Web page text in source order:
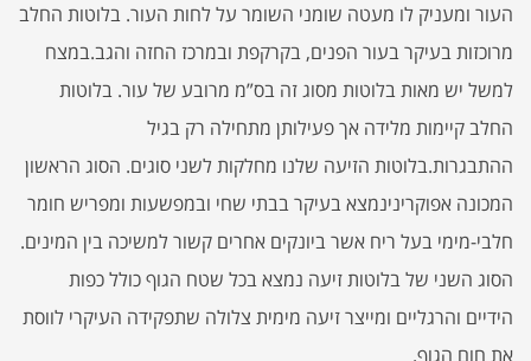
העור ומעניק לו מעטה שומני השומר על לחות העור. בלוטות החלב
מרוכזות בעיקר בעור הפנים, בקרקפת ובמרכז החזה והגב.במצח
למשל יש מאות בלוטות מסוג זה בס”מ מרובע של עור. בלוטות
החלב קיימות מלידה אך פעילותן מתחילה רק בגיל
ההתבגרות.בלוטות הזיעה שלנו מחלקות לשני סוגים. הסוג הראשון
המכונה אפוקרינינמצא בעיקר בבתי שחי ובמפשעות ומפריש חומר
חלבי-מימי בעל ריח אשר ביונקים אחרים קשור למשיכה בין המינים.
הסוג השני של בלוטות זיעה נמצא בכל שטח הגוף כולל כפות
הידיים והרגליים ומייצר זיעה מימית צלולה שתפקידה העיקרי לווסת
את חום הגוף.